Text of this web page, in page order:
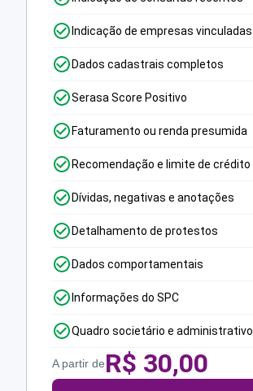
Indicação de empresas vinculadas
Dados cadastrais completos
Serasa Score Positivo
Faturamento ou renda presumida
Recomendação e limite de crédito
Dívidas, negativas e anotações
Detalhamento de protestos
Dados comportamentais
Informações do SPC
Quadro societário e administrativo
A partir deR$ 30,00